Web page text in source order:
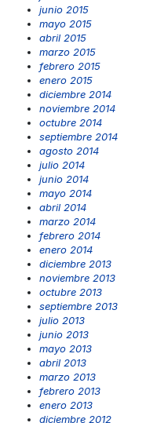
junio 2015
mayo 2015
abril 2015
marzo 2015
febrero 2015
enero 2015
diciembre 2014
noviembre 2014
octubre 2014
septiembre 2014
agosto 2014
julio 2014
junio 2014
mayo 2014
abril 2014
marzo 2014
febrero 2014
enero 2014
diciembre 2013
noviembre 2013
octubre 2013
septiembre 2013
julio 2013
junio 2013
mayo 2013
abril 2013
marzo 2013
febrero 2013
enero 2013
diciembre 2012